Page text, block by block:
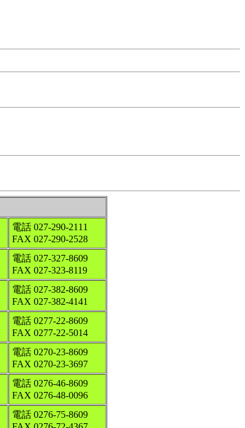
電話 027-290-2111
FAX 027-290-2528
電話 027-327-8609
FAX 027-323-8119
電話 027-382-8609
FAX 027-382-4141
電話 0277-22-8609
FAX 0277-22-5014
電話 0270-23-8609
FAX 0270-23-3697
電話 0276-46-8609
FAX 0276-48-0096
電話 0276-75-8609